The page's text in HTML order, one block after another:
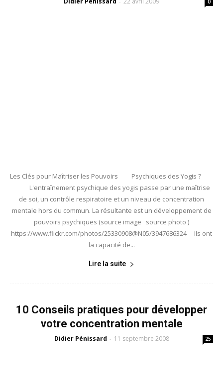
0
Les Clés pour Maîtriser les Pouvoirs Psychiques des Yogis ?
L'entraînement psychique des yogis passe par une maîtrise
de soi, un contrôle respiratoire et un niveau de concentration
mentale hors du commun. La résultante est un développement de
pouvoirs psychiques (source image source photo )
https://www.flickr.com/photos/25330908@N05/3947686324 Ils ont
la capacité de...
Lire la suite
10 Conseils pratiques pour développer
votre concentration mentale
Didier Pénissard - 11 septembre 2008 25